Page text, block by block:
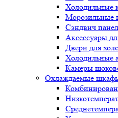
Холодильные
Морозильные
Сэндвич
Аксессуары
Двери для
Холодильные
Камеры
Охлаждаемые